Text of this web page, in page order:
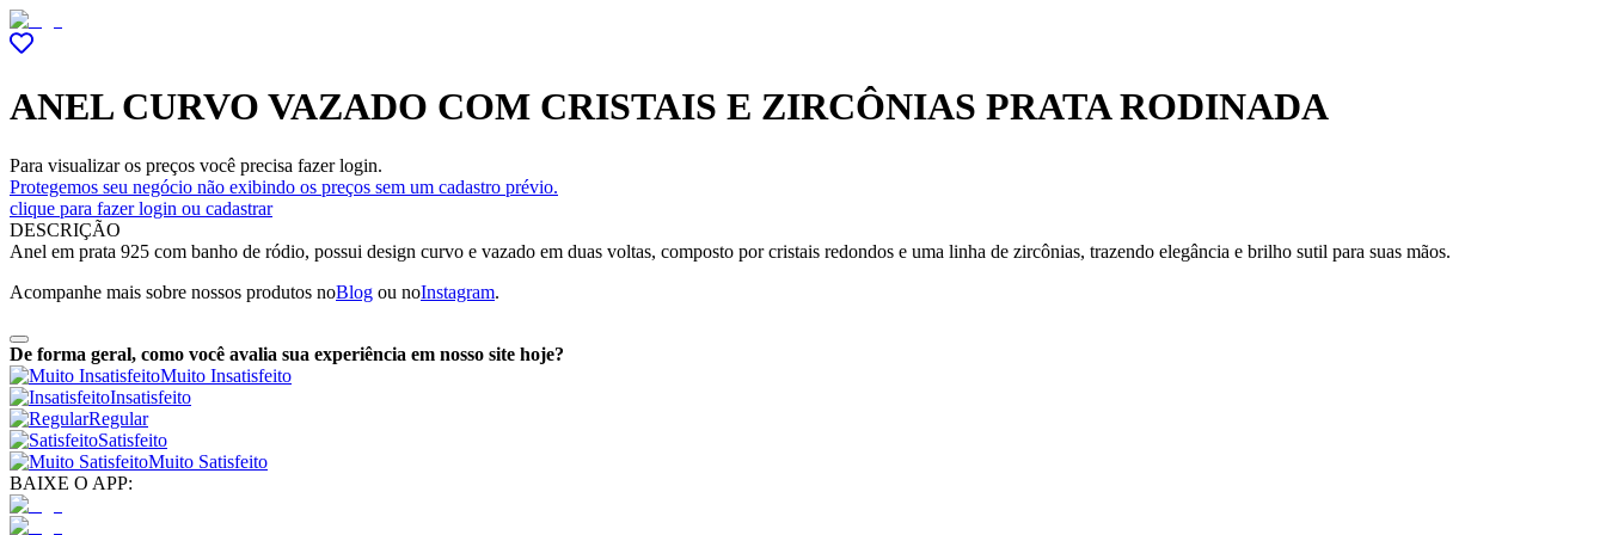
ANEL CURVO VAZADO COM CRISTAIS E ZIRCÔNIAS PRATA RODINADA
Para visualizar os preços você precisa fazer login.
Protegemos seu negócio não exibindo os preços sem um cadastro prévio.
clique para fazer login ou cadastrar
DESCRIÇÃO
Anel em prata 925 com banho de ródio, possui design curvo e vazado em duas voltas, composto por cristais redondos e uma linha de zircônias, trazendo elegância e brilho sutil para suas mãos.
Acompanhe mais sobre nossos produtos noBlog ou noInstagram.
De forma geral, como você avalia sua experiência em nosso site hoje?
Muito Insatisfeito
Insatisfeito
Regular
Satisfeito
Muito Satisfeito
BAIXE O APP: